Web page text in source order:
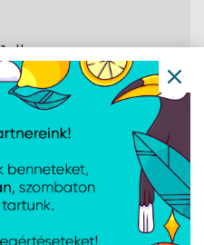
1 db
Igen